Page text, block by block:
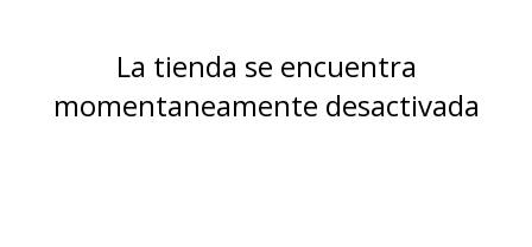
La tienda se encuentra
momentaneamente desactivada